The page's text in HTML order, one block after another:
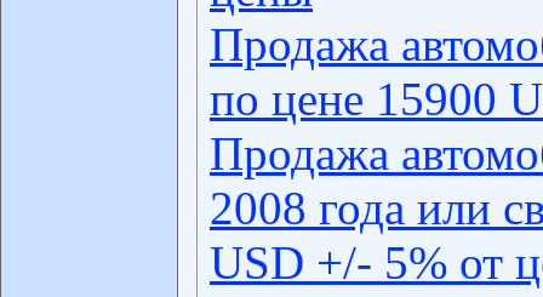
Продажа
по цене 15900
Продажа
2008 года или
USD +/- 5% от